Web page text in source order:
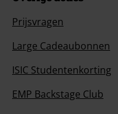
Prijsvragen
Large Cadeaubonnen
ISIC Studentenkorting
EMP Backstage Club